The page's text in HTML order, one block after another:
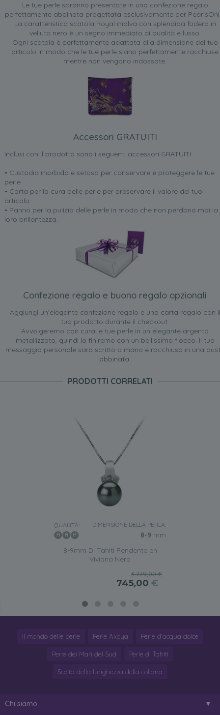
Le tue perle saranno presentate in una confezione regalo
perfettamente abbinata progettata esclusivamente per
La caratteristica scatola Royal malva con splendida fodera in
velluto nero è un segno immediato di qualità e lusso.
Ogni scatola è perfettamente adattata alla dimensione del tuo
articolo in modo che le tue perle siano perfettamente racchiuse
mentre non vengono indossate.
Accessori GRATUITI
Inclusi con il prodotto sono i seguenti accessori GRATUITI:
• Custodia morbida e setosa per conservare e proteggere le tue
perle
• Carta per la cura delle perle per preservare il valore del tuo
articolo
• Panno per la pulizia delle perle in modo che non perdono mai la
loro brillantezza.
Confezione regalo e buono regalo opzionali
Aggiungi un'elegante confezione regalo e una carta regalo con il
tuo prodotto durante il checkout.
Avvolgeremo con cura le tue perle in un elegante argento
metallizzato, quindi lo finiremo con un bellissimo fiocco. Il tuo
messaggio personale sarà scritto a mano e racchiuso in una
abbinata.
PRODOTTI CORRELATI
QUALITÀ: DIMENSIONE DELLA PERLA:
8-9 mm
8-9mm Di Tahiti Pendente en
Viviana Nero
3.779,00 €
745,00 €
Il mondo delle perle Perle Akoya Perle d'acqua dolce
Perle dei Mari del Sud Perle di Tahiti
Scelta della lunghezza della collana
Chi siamo